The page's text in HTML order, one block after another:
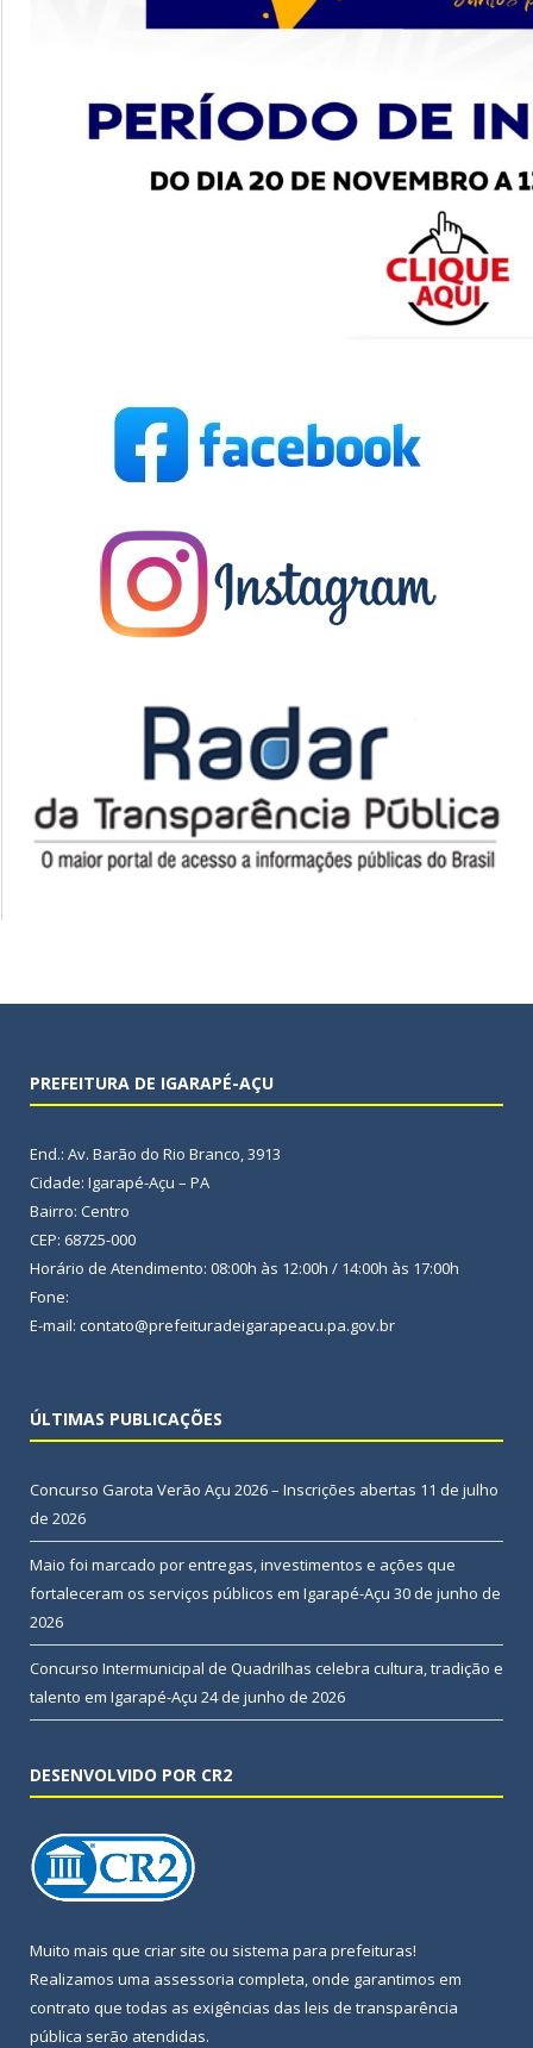
PREFEITURA DE IGARAPÉ-AÇU
End.: Av. Barão do Rio Branco, 3913
Cidade: Igarapé-Açu – PA
Bairro: Centro
CEP: 68725-000
Horário de Atendimento: 08:00h às 12:00h / 14:00h às 17:00h
Fone:
E-mail: contato@prefeituradeigarapeacu.pa.gov.br
ÚLTIMAS PUBLICAÇÕES
Concurso Garota Verão Açu 2026 – Inscrições abertas 11 de julho
de 2026
Maio foi marcado por entregas, investimentos e ações que
fortaleceram os serviços públicos em Igarapé-Açu 30 de junho de
2026
Concurso Intermunicipal de Quadrilhas celebra cultura, tradição e
talento em Igarapé-Açu 24 de junho de 2026
DESENVOLVIDO POR CR2
Muito mais que criar site ou sistema para prefeituras!
Realizamos uma assessoria completa, onde garantimos em
contrato que todas as exigências das leis de transparência
pública serão atendidas.